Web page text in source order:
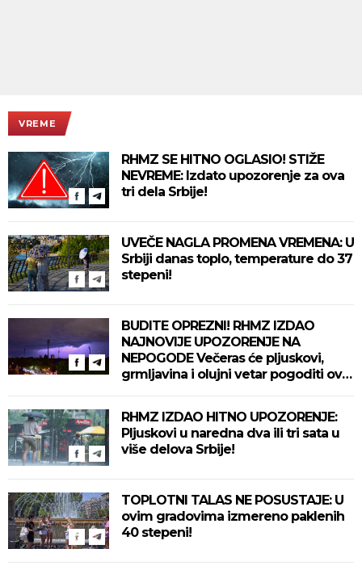
VREME
RHMZ SE HITNO OGLASIO! STIŽE
NEVREME: Izdato upozorenje za ova
tri dela Srbije!
UVEČE NAGLA PROMENA VREMENA: U
Srbiji danas toplo, temperature do 37
stepeni!
BUDITE OPREZNI! RHMZ IZDAO
NAJNOVIJE UPOZORENJE NA
NEPOGODE Večeras će pljuskovi,
grmljavina i olujni vetar pogoditi ove
RHMZ IZDAO HITNO UPOZORENJE:
Pljuskovi u naredna dva ili tri sata u
više delova Srbije!
TOPLOTNI TALAS NE POSUSTAJE: U
ovim gradovima izmereno paklenih
40 stepeni!